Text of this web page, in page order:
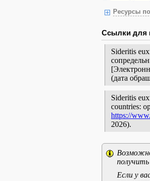
Ресурсы
Ссылки для
Sideritis
(дата
Sideritis
countries:
https://
2026).
Если у